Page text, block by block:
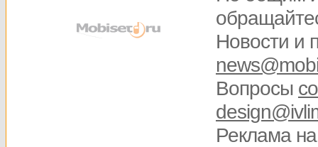
Новости и
Вопросы
Реклама